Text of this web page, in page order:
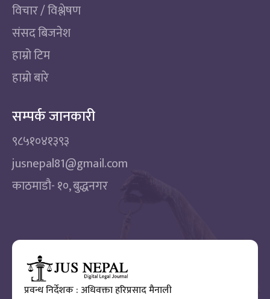
विचार / विश्लेषण
संसद बिजनेश
हाम्रो टिम
हाम्रो बारे
सम्पर्क जानकारी
९८५१०४१३९३
jusnepal81@gmail.com
काठमाडाै‌- १०, बुद्धनगर
प्रवन्ध निर्देशक : अधिवक्ता हरिप्रसाद मैनाली